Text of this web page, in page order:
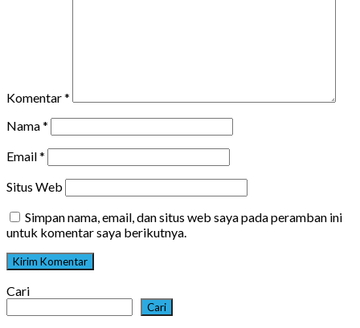
Komentar*
Nama*
Email*
Situs Web
Simpan nama, email, dan situs web saya pada peramban ini
untuk komentar saya berikutnya.
Cari
Cari